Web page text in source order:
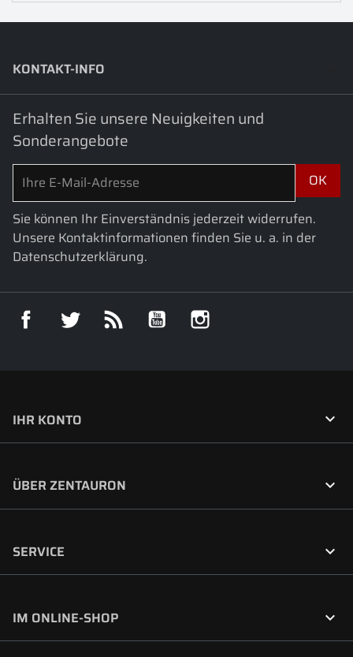
KONTAKT-INFO
Erhalten Sie unsere Neuigkeiten und
Sonderangebote
Sie können Ihr Einverständnis jederzeit widerrufen.
Unsere Kontaktinformationen finden Sie u. a. in der
Datenschutzerklärung.
Facebook Twitter RSS YouTube
IHR KONTO 
ÜBER ZENTAURON 
SERVICE 
IM ONLINE-SHOP 